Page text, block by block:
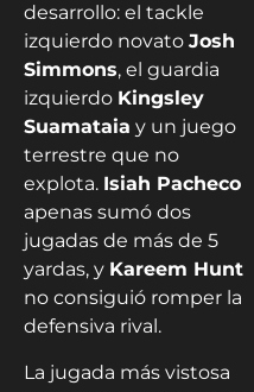
desarrollo: el tackle
izquierdo novato Josh
Simmons, el guardia
izquierdo Kingsley
Suamataia y un juego
terrestre que no
explota. Isiah Pacheco
apenas sumó dos
jugadas de más de 5
yardas, y Kareem Hunt
no consiguió romper la
defensiva rival.
La jugada más vistosa